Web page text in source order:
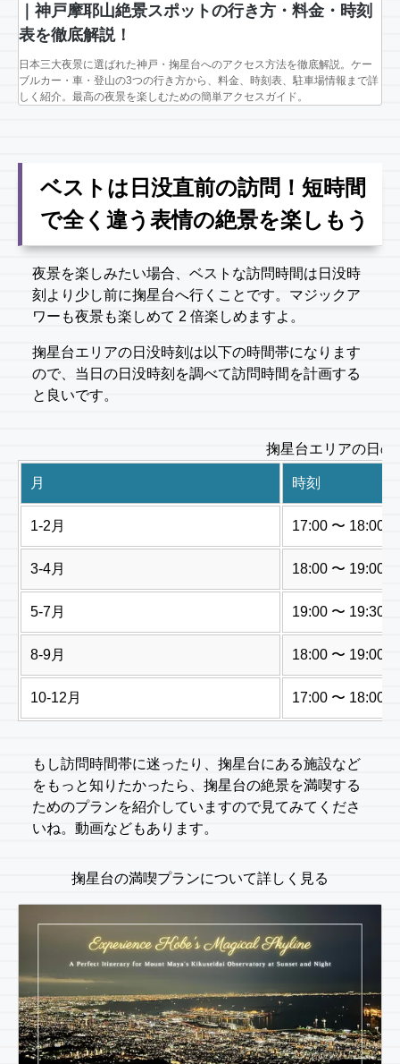
｜神戸摩耶山絶景スポットの行き方・料金・時刻
表を徹底解説！
日本三大夜景に選ばれた神戸・掬星台へのアクセス方法を徹底解説。ケー
ブルカー・車・登山の3つの行き方から、料金、時刻表、駐車場情報まで詳
しく紹介。最高の夜景を楽しむための簡単アクセスガイド。
ベストは日没直前の訪問！短時間
で全く違う表情の絶景を楽しもう
夜景を楽しみたい場合、ベストな訪問時間は日没時
刻より少し前に掬星台へ行くことです。マジックア
ワーも夜景も楽しめて 2 倍楽しめますよ。
掬星台エリアの日没時刻は以下の時間帯になります
ので、当日の日没時刻を調べて訪問時間を計画する
と良いです。
掬星台エリアの日の
月 時刻
1-2月 17:00 〜 18:00
3-4月 18:00 〜 19:00
5-7月 19:00 〜 19:30
8-9月 18:00 〜 19:00
10-12月 17:00 〜 18:00
もし訪問時間帯に迷ったり、掬星台にある施設など
をもっと知りたかったら、掬星台の絶景を満喫する
ためのプランを紹介していますので見てみてくださ
いね。動画などもあります。
掬星台の満喫プランについて詳しく見る